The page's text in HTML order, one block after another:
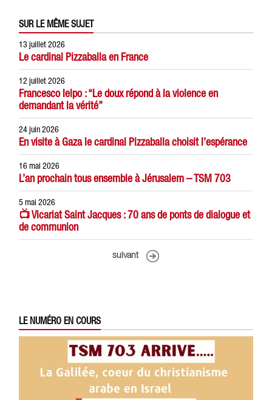
SUR LE MÊME SUJET
13 juillet 2026
Le cardinal Pizzaballa en France
12 juillet 2026
Francesco Ielpo : “Le doux répond à la violence en
demandant la vérité”
24 juin 2026
En visite à Gaza le cardinal Pizzaballa choisit l’espérance
16 mai 2026
L’an prochain tous ensemble à Jérusalem – TSM 703
5 mai 2026
📺 Vicariat Saint Jacques : 70 ans de ponts de dialogue et
de communion
suivant
LE NUMÉRO EN COURS